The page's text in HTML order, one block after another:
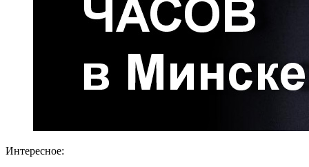
Интересное: